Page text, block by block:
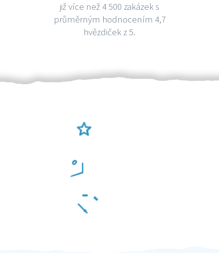
již více než 4 500 zakázek s
průměrným hodnocením 4,7
hvězdiček z 5.